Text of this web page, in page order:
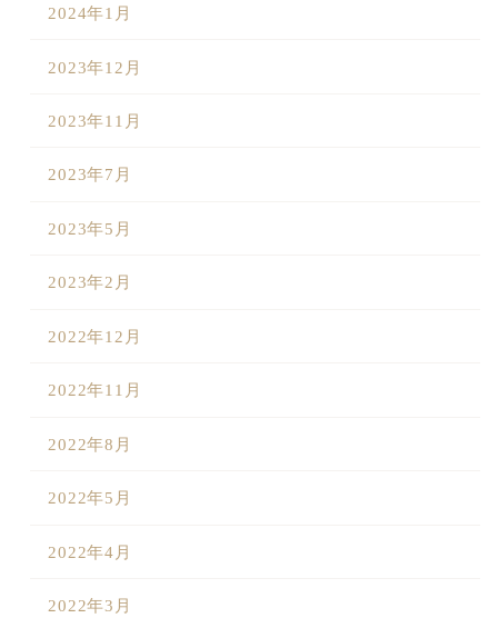
2024年1月
2023年12月
2023年11月
2023年7月
2023年5月
2023年2月
2022年12月
2022年11月
2022年8月
2022年5月
2022年4月
2022年3月